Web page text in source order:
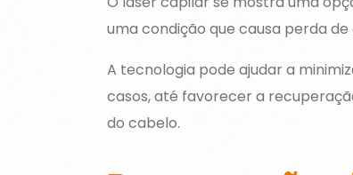
uma condição que causa perda
A tecnologia pode ajudar a
casos, até favorecer a
do cabelo.